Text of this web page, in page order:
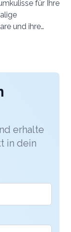
für Ihre
und ihre
Stüva
der
erhalte
in dein